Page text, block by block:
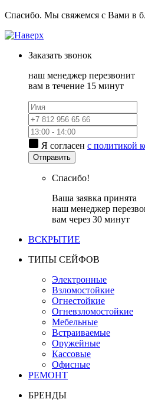
Спасибо. Мы свяжемся с Вами в
Заказать звонок
наш менеджер перезвонит
вам в течение 15 минут
Я согласен с политикой
Отправить
Спасибо!
Ваша заявка принята
наш менеджер
вам через 30 минут
ВСКРЫТИЕ
ТИПЫ СЕЙФОВ
Электронные
Взломостойкие
Огнестойкие
Огневзломостойкие
Мебельные
Встраиваемые
Оружейные
Кассовые
Офисные
РЕМОНТ
БРЕНДЫ